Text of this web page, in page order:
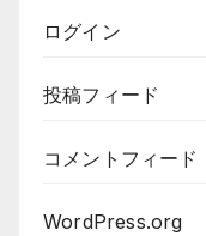
ログイン
投稿フィード
コメントフィード
WordPress.org